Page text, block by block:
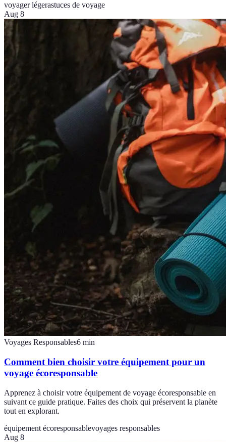
voyager légerastuces de voyage
Aug 8
Voyages Responsables6 min
Comment bien choisir votre équipement pour un
voyage écoresponsable
Apprenez à choisir votre équipement de voyage écoresponsable en
suivant ce guide pratique. Faites des choix qui préservent la planète
tout en explorant.
équipement écoresponsablevoyages responsables
Aug 8